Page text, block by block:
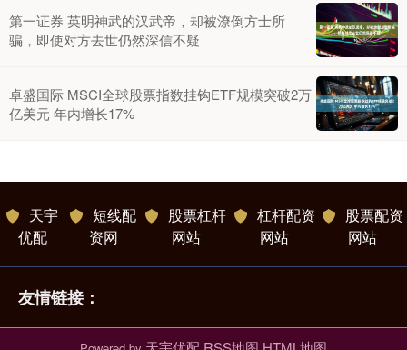
第一证券 英明神武的汉武帝，却被潦倒方士所
骗，即使对方去世仍然深信不疑
卓盛国际 MSCI全球股票指数挂钩ETF规模突破2万
亿美元 年内增长17%
天宇
优配
短线配
资网
股票杠杆
网站
杠杆配资
网站
股票配资
网站
友情链接：